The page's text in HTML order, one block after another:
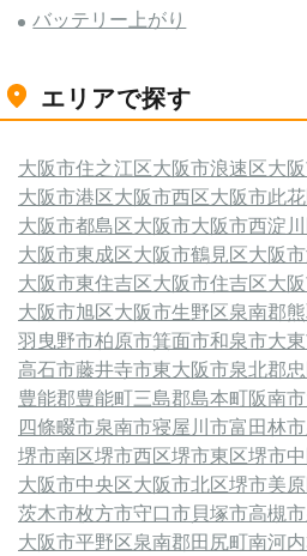
バッテリー上がり
エリアで探す
大阪市住之江区大阪市浪速区大
大阪市港区大阪市西区大阪市此
大阪市都島区大阪市大阪市西淀
大阪市東成区大阪市鶴見区大阪
大阪市東住吉区大阪市住吉区大
大阪市旭区大阪市生野区泉南郡
羽曳野市柏原市箕面市和泉市大
高石市藤井寺市東大阪市泉北郡
豊能郡豊能町三島郡島本町阪南市
四條畷市泉南市寝屋川市富田林市
堺市南区堺市西区堺市東区堺市
大阪市中央区大阪市北区堺市美
茨木市枚方市守口市貝塚市高槻市
大阪市平野区泉南郡田尻町南河